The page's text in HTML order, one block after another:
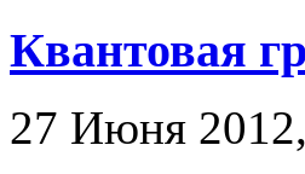
Квантовая
27 Июня